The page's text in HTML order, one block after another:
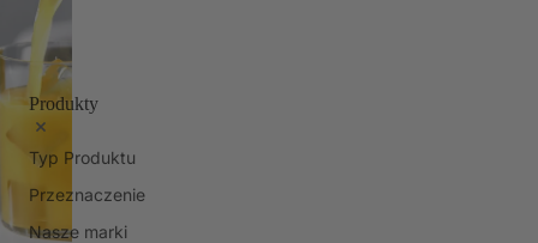
Produkty
Typ Produktu
Przeznaczenie
Nasze marki